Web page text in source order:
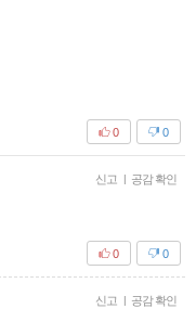
0
0
신고 공감 확인
0
0
신고 공감 확인